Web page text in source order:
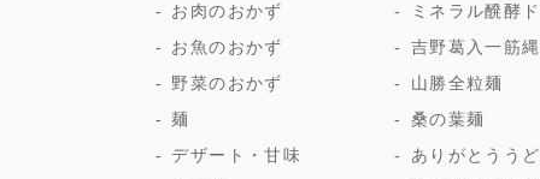
お肉のおかず
お魚のおかず
野菜のおかず
麺
デザート・甘味
ミネラル醗酵
吉野葛入一筋
山勝全粒麺
桑の葉麺
ありがとうう